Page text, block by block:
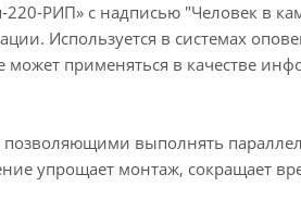
РИП» с надписью "Человек в
Используется в системах
применяться в качестве
выполнять
упрощает монтаж, сокращает